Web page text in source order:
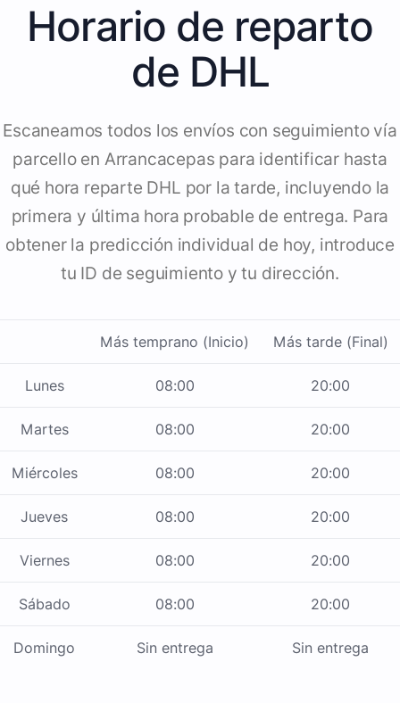
Horario de reparto
de DHL
Escaneamos todos los envíos con seguimiento vía
parcello en Arrancacepas para identificar hasta
qué hora reparte DHL por la tarde, incluyendo la
primera y última hora probable de entrega. Para
obtener la predicción individual de hoy, introduce
tu ID de seguimiento y tu dirección.
Más temprano (Inicio) Más tarde (Final)
Lunes 08:00 20:00
Martes 08:00 20:00
Miércoles 08:00 20:00
Jueves 08:00 20:00
Viernes 08:00 20:00
Sábado 08:00 20:00
Domingo Sin entrega Sin entrega